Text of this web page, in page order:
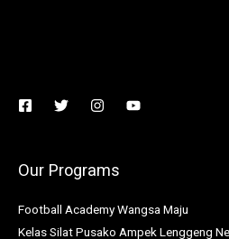
Our Programs
Football Academy Wangsa Maju
Kelas Silat Pusako Ampek Lenggeng